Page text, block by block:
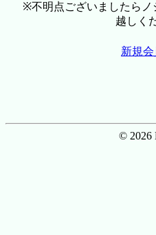
※不明点ございましたらノ
越しく
新規
© 2026